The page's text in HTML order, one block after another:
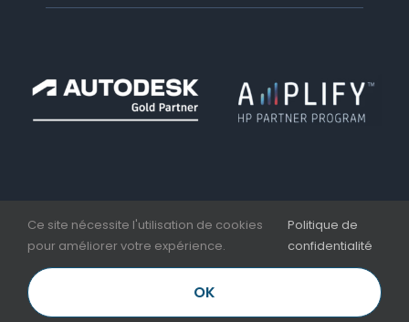
LinkedInFacebookYouTube
Ce site nécessite l'utilisation de cookies
pour améliorer votre expérience.
Politique de
confidentialité
OK